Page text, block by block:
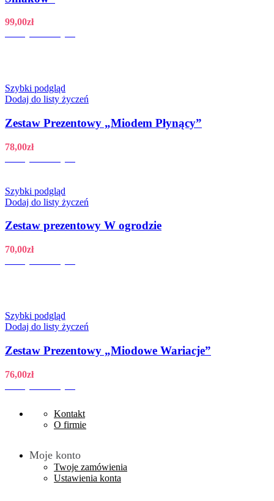
99,00zł
Szybki podgląd
Dodaj do listy życzeń
Zestaw Prezentowy „Miodem Płynący”
78,00zł
Szybki podgląd
Dodaj do listy życzeń
Zestaw prezentowy W ogrodzie
70,00zł
Szybki podgląd
Dodaj do listy życzeń
Zestaw Prezentowy „Miodowe Wariacje”
76,00zł
Kontakt
O firmie
Moje konto
Twoje zamówienia
Ustawienia konta